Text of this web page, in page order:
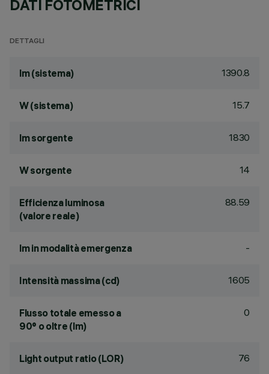
DATI FOTOMETRICI
DETTAGLI
lm (sistema) 1390.8
W (sistema) 15.7
lm sorgente 1830
W sorgente 14
Efficienza luminosa
(valore reale)
88.59
lm in modalità emergenza -
Intensità massima (cd) 1605
Flusso totale emesso a
90° o oltre (lm)
0
Light output ratio (LOR) 76